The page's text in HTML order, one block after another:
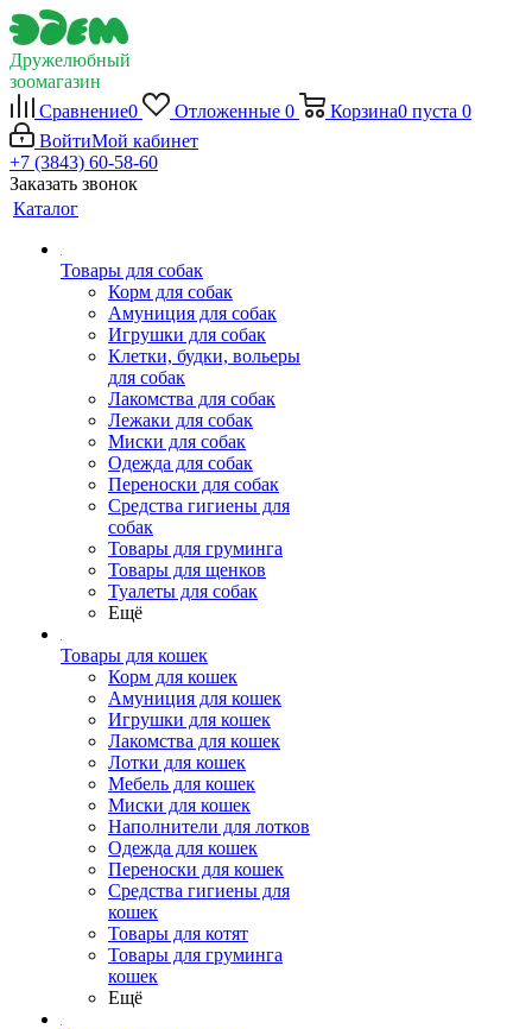
Дружелюбный
зоомагазин
Сравнение0 Отложенные 0 Корзина0 пуста 0
ВойтиМой кабинет
+7 (3843) 60-58-60
Заказать звонок
Каталог
Товары для собак
Корм для собак
Амуниция для собак
Игрушки для собак
Клетки, будки, вольеры
для собак
Лакомства для собак
Лежаки для собак
Миски для собак
Одежда для собак
Переноски для собак
Средства гигиены для
собак
Товары для груминга
Товары для щенков
Туалеты для собак
Ещё
Товары для кошек
Корм для кошек
Амуниция для кошек
Игрушки для кошек
Лакомства для кошек
Лотки для кошек
Мебель для кошек
Миски для кошек
Наполнители для лотков
Одежда для кошек
Переноски для кошек
Средства гигиены для
кошек
Товары для котят
Товары для груминга
кошек
Ещё